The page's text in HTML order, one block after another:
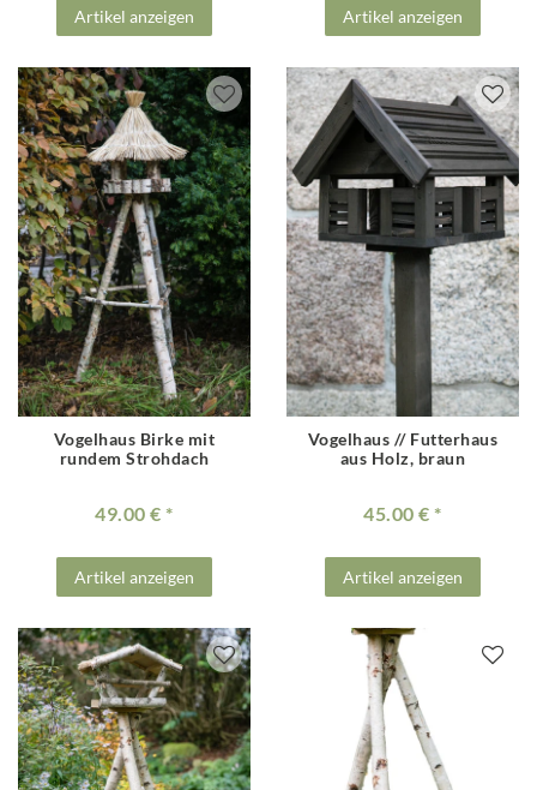
Artikel anzeigen Artikel anzeigen
Vogelhaus Birke mit
rundem Strohdach
49.00 €
Artikel anzeigen
Vogelhaus // Futterhaus
aus Holz, braun
45.00 €
Artikel anzeigen